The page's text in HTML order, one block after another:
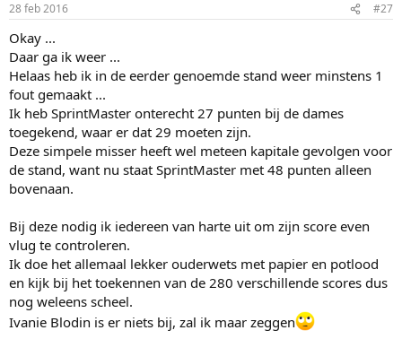
s
28 feb 2016 #27
Okay ...
Daar ga ik weer ...
Helaas heb ik in de eerder genoemde stand weer minstens 1
fout gemaakt ...
Ik heb SprintMaster onterecht 27 punten bij de dames
toegekend, waar er dat 29 moeten zijn.
Deze simpele misser heeft wel meteen kapitale gevolgen voor
de stand, want nu staat SprintMaster met 48 punten alleen
bovenaan.
Bij deze nodig ik iedereen van harte uit om zijn score even
vlug te controleren.
Ik doe het allemaal lekker ouderwets met papier en potlood
en kijk bij het toekennen van de 280 verschillende scores dus
nog weleens scheel.
Ivanie Blodin is er niets bij, zal ik maar zeggen